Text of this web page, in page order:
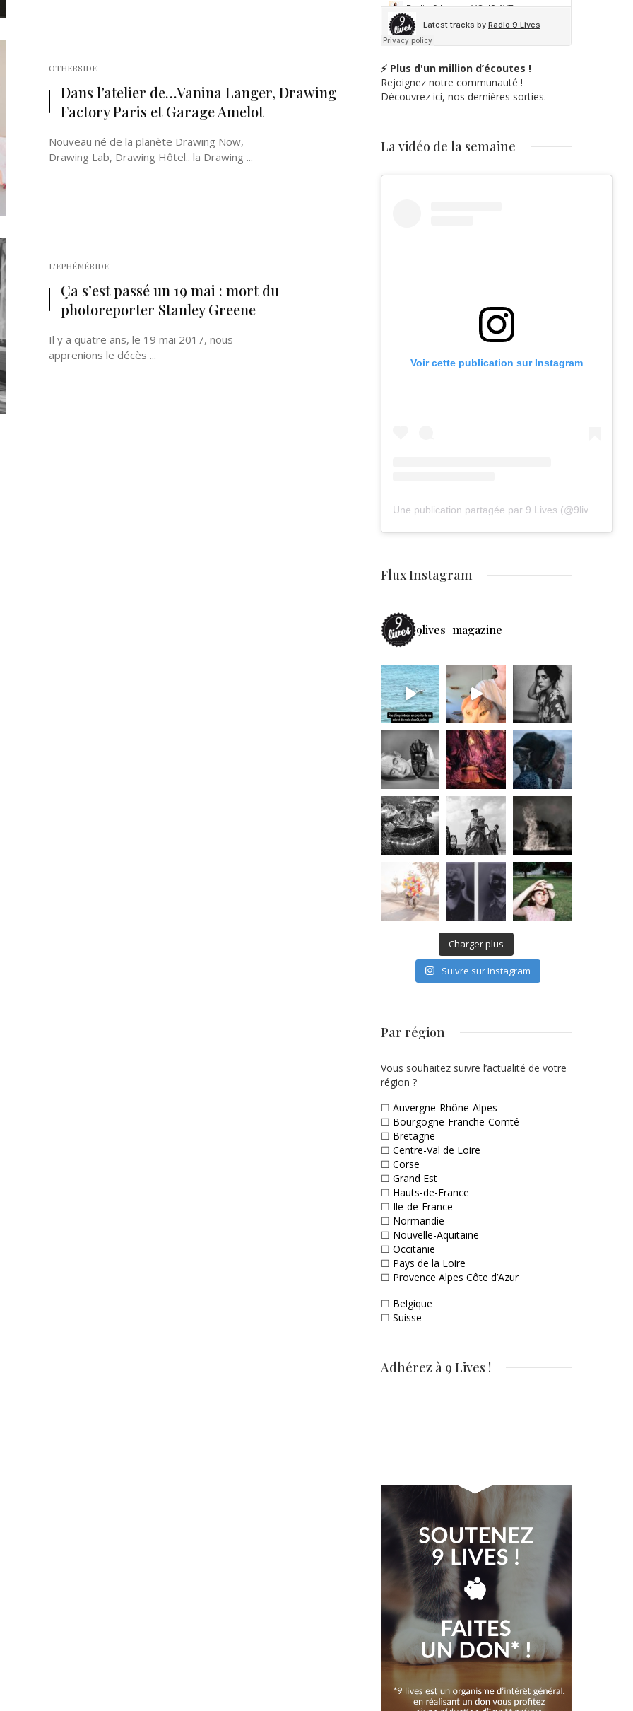
OTHERSIDE
Dans l’atelier de…Vanina Langer, Drawing
Factory Paris et Garage Amelot
Nouveau né de la planète Drawing Now,
Drawing Lab, Drawing Hôtel.. la Drawing ...
L'EPHÉMÉRIDE
Ça s’est passé un 19 mai : mort du
photoreporter Stanley Greene
Il y a quatre ans, le 19 mai 2017, nous
apprenions le décès ...
⚡ Plus d'un million d’écoutes !
Rejoignez notre communauté !
Découvrez ici, nos dernières sorties.
La vidéo de la semaine
Voir cette publication sur Instagram
Flux Instagram
9lives_magazine
Charger plus
Suivre sur Instagram
Par région
Vous souhaitez suivre l’actualité de votre
région ?
☐ Auvergne-Rhône-Alpes
☐ Bourgogne-Franche-Comté
☐ Bretagne
☐ Centre-Val de Loire
☐ Corse
☐ Grand Est
☐ Hauts-de-France
☐ Ile-de-France
☐ Normandie
☐ Nouvelle-Aquitaine
☐ Occitanie
☐ Pays de la Loire
☐ Provence Alpes Côte d’Azur
☐ Belgique
☐ Suisse
Adhérez à 9 Lives !